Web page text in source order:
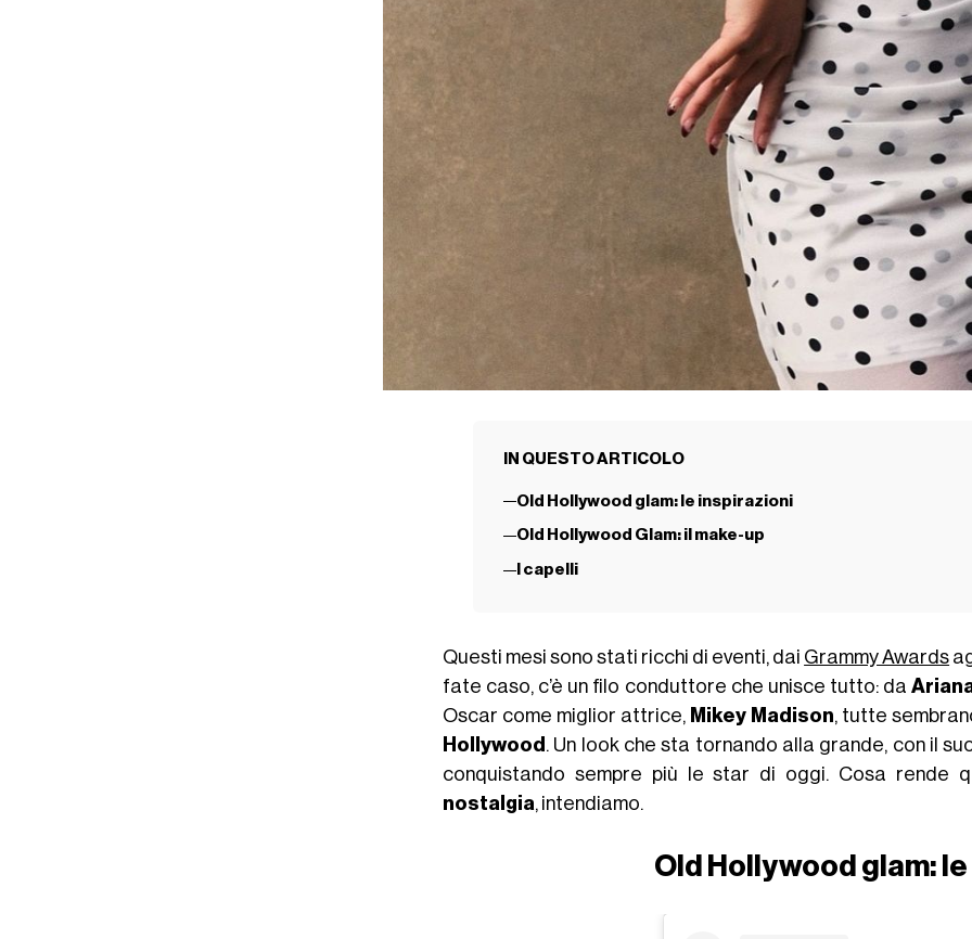
IN QUESTO ARTICOLO
Old Hollywood glam: le inspirazioni
Old Hollywood Glam: il make-up
I capelli
Questi mesi sono stati ricchi di eventi, dai Grammy Awards
fate caso, c’è un filo conduttore che unisce tutto: da
Oscar come miglior attrice, Mikey Madison, tutte
Hollywood . Un look che sta tornando alla grande, con il
conquistando sempre più le star di oggi. Cosa
nostalgia, intendiamo.
Old Hollywood glam: